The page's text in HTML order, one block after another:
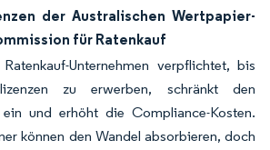
der Australischen Wertpapier-
für Ratenkauf
Unternehmen verpflichtet, bis
zu erwerben, schränkt den
ein und erhöht die Compliance-Kosten.
können den Wandel absorbieren, doch